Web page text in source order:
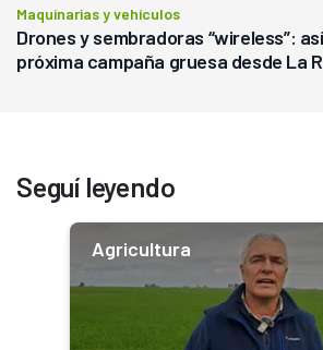
Maquinarias y vehículos
Drones y sembradoras “wireless”:
próxima campaña gruesa desde La
Seguí leyendo
Agricultura